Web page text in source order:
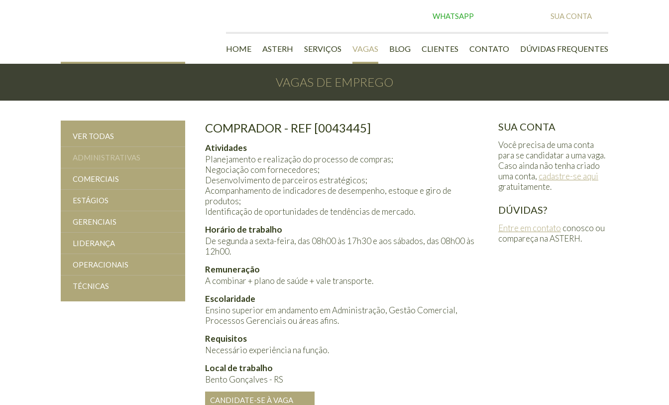
WHATSAPP SUA CONTA
HOME ASTERH SERVIÇOS VAGAS BLOG CLIENTES CONTATO DÚVIDAS FREQUENTES
VAGAS DE EMPREGO
VER TODAS
ADMINISTRATIVAS
COMERCIAIS
ESTÁGIOS
GERENCIAIS
LIDERANÇA
OPERACIONAIS
TÉCNICAS
COMPRADOR - REF [0043445]
Atividades
Planejamento e realização do processo de compras;
Negociação com fornecedores;
Desenvolvimento de parceiros estratégicos;
Acompanhamento de indicadores de desempenho, estoque e giro de
produtos;
Identificação de oportunidades de tendências de mercado.
Horário de trabalho
De segunda a sexta-feira, das 08h00 às 17h30 e aos sábados, das 08h00 às
12h00.
Remuneração
A combinar + plano de saúde + vale transporte.
Escolaridade
Ensino superior em andamento em Administração, Gestão Comercial,
Processos Gerenciais ou áreas afins.
Requisitos
Necessário experiência na função.
Local de trabalho
Bento Gonçalves - RS
CANDIDATE-SE À VAGA
SUA CONTA
Você precisa de uma conta
para se candidatar a uma vaga.
Caso ainda não tenha criado
uma conta, cadastre-se aqui
gratuitamente.
DÚVIDAS?
Entre em contato conosco ou
compareça na ASTERH.